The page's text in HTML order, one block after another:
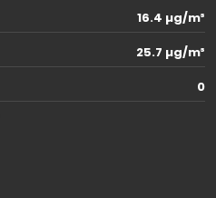
16.4 µg/m³
25.7 µg/m³
0